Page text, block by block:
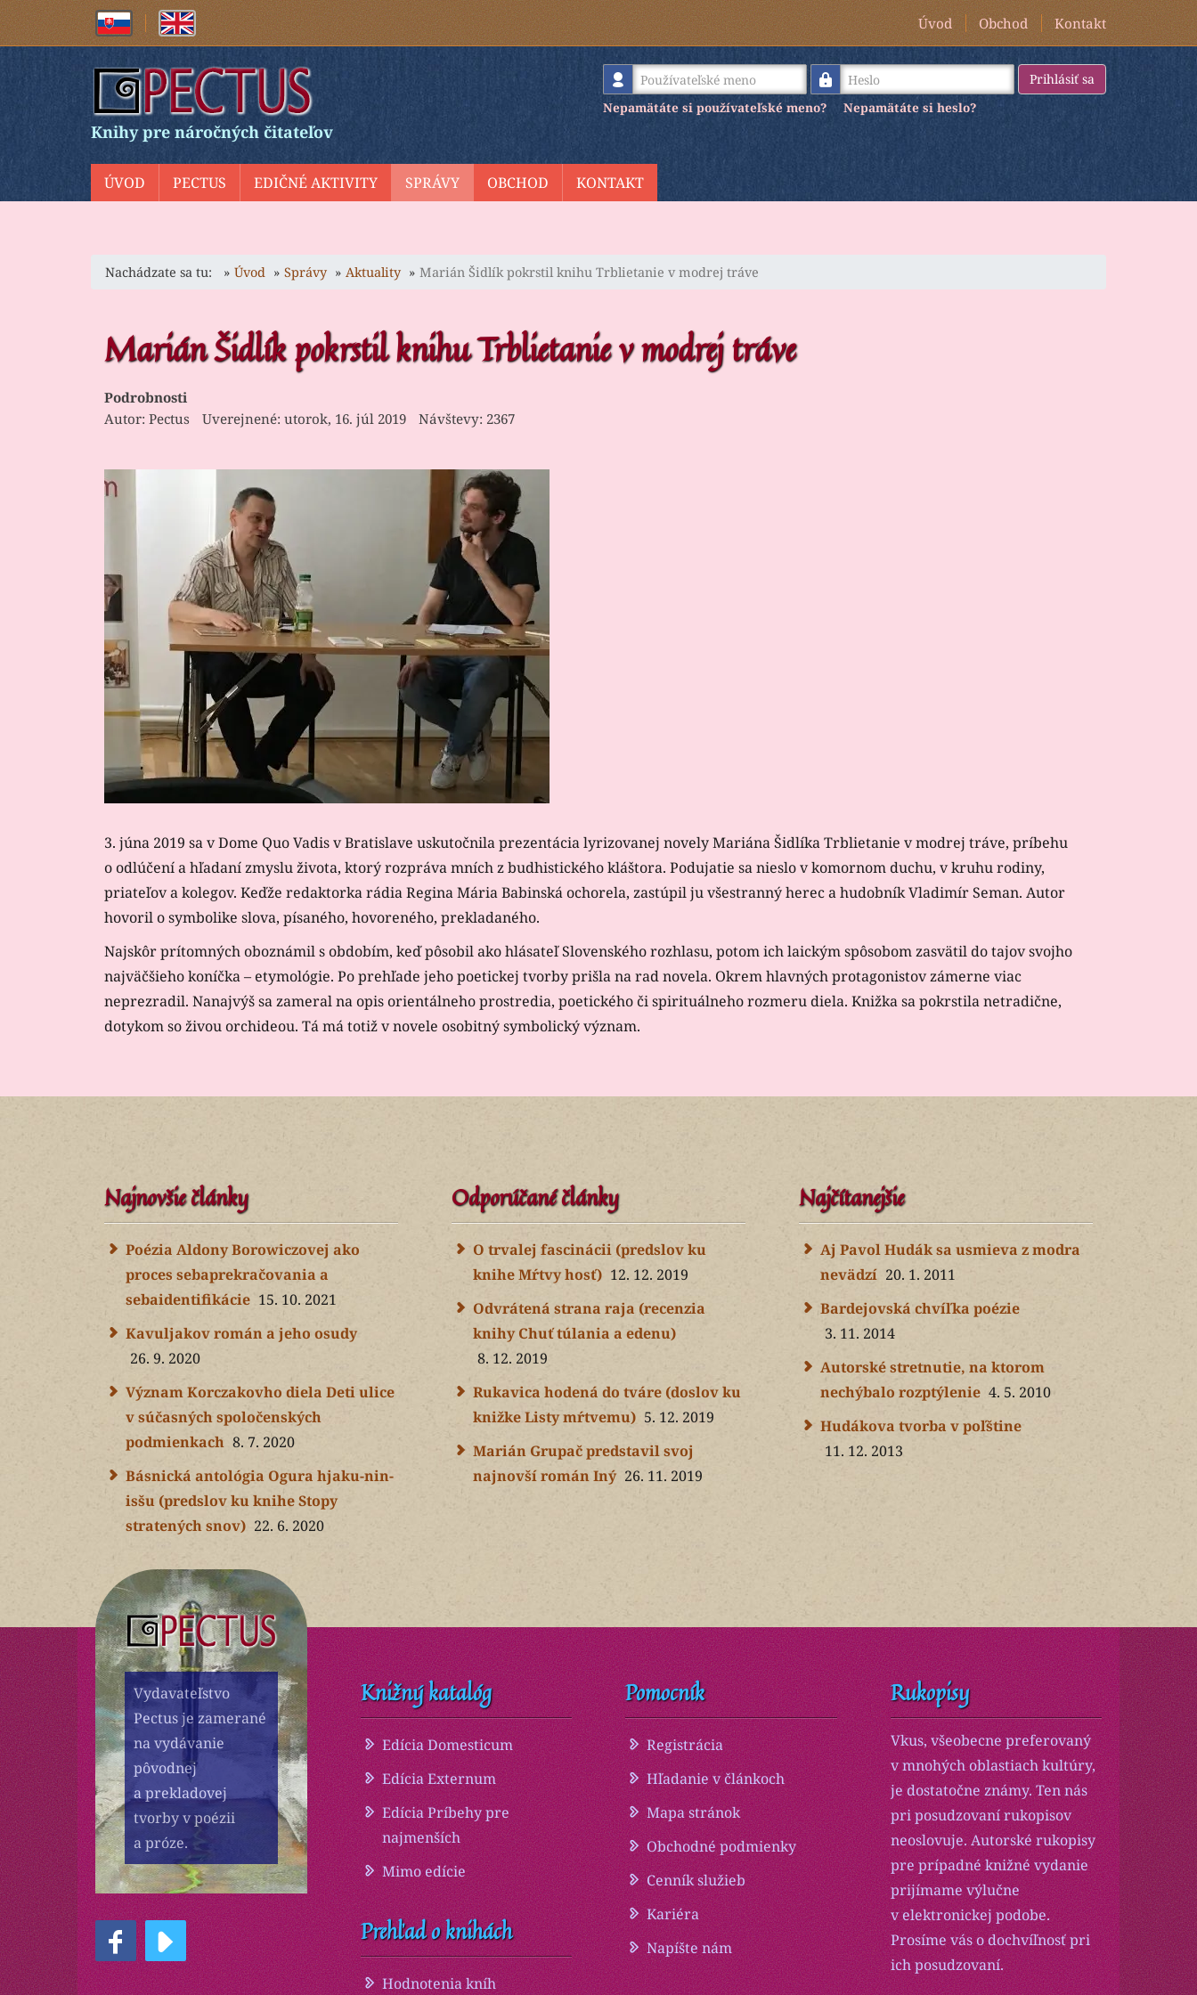
Úvod Obchod Kontakt
Knihy pre náročných čitateľov
Používateľské meno Heslo
Prihlásiť sa
Nepamätáte si používateľské meno?
Nepamätáte si heslo?
ÚVOD PECTUS EDIČNÉ AKTIVITY SPRÁVY OBCHOD KONTAKT
Nachádzate sa tu: Úvod Správy Aktuality Marián Šidlík pokrstil knihu Trblietanie v modrej tráve
Marián Šidlík pokrstil knihu Trblietanie v modrej tráve
Podrobnosti
Autor: Pectus Uverejnené: utorok, 16. júl 2019 Návštevy: 2367
3. júna 2019 sa v Dome Quo Vadis v Bratislave uskutočnila prezentácia lyrizovanej novely Mariána Šidlíka Trblietanie v modrej tráve, príbehu
o odlúčení a hľadaní zmyslu života, ktorý rozpráva mních z budhistického kláštora. Podujatie sa nieslo v komornom duchu, v kruhu rodiny,
priateľov a kolegov. Keďže redaktorka rádia Regina Mária Babinská ochorela, zastúpil ju všestranný herec a hudobník Vladimír Seman. Autor
hovoril o symbolike slova, písaného, hovoreného, prekladaného.
Najskôr prítomných oboznámil s obdobím, keď pôsobil ako hlásateľ Slovenského rozhlasu, potom ich laickým spôsobom zasvätil do tajov svojho
najväčšieho koníčka – etymológie. Po prehľade jeho poetickej tvorby prišla na rad novela. Okrem hlavných protagonistov zámerne viac
neprezradil. Nanajvýš sa zameral na opis orientálneho prostredia, poetického či spirituálneho rozmeru diela. Knižka sa pokrstila netradične,
dotykom so živou orchideou. Tá má totiž v novele osobitný symbolický význam.
Najnovšie články
Poézia Aldony Borowiczovej ako
proces sebaprekračovania a
sebaidentifikácie 15. 10. 2021
Kavuljakov román a jeho osudy
26. 9. 2020
Význam Korczakovho diela Deti ulice
v súčasných spoločenských
podmienkach 8. 7. 2020
Básnická antológia Ogura hjaku-nin-
isšu (predslov ku knihe Stopy
stratených snov) 22. 6. 2020
Odporúčané články
O trvalej fascinácii (predslov ku
knihe Mŕtvy hosť) 12. 12. 2019
Odvrátená strana raja (recenzia
knihy Chuť túlania a edenu)
8. 12. 2019
Rukavica hodená do tváre (doslov ku
knižke Listy mŕtvemu) 5. 12. 2019
Marián Grupač predstavil svoj
najnovší román Iný 26. 11. 2019
Najčítanejšie
Aj Pavol Hudák sa usmieva z modra
nevädzí 20. 1. 2011
Bardejovská chvíľka poézie
3. 11. 2014
Autorské stretnutie, na ktorom
nechýbalo rozptýlenie 4. 5. 2010
Hudákova tvorba v poľštine
11. 12. 2013
Vydavateľstvo
Pectus je zamerané
na vydávanie
pôvodnej
a prekladovej
tvorby v poézii
a próze.
Knižný katalóg
Edícia Domesticum
Edícia Externum
Edícia Príbehy pre
najmenších
Mimo edície
Prehľad o knihách
Hodnotenia kníh
Pomocník
Registrácia
Hľadanie v článkoch
Mapa stránok
Obchodné podmienky
Cenník služieb
Kariéra
Napíšte nám
Rukopisy
Vkus, všeobecne preferovaný
v mnohých oblastiach kultúry,
je dostatočne známy. Ten nás
pri posudzovaní rukopisov
neoslovuje. Autorské rukopisy
pre prípadné knižné vydanie
prijímame výlučne
v elektronickej podobe.
Prosíme vás o dochvíľnosť pri
ich posudzovaní.